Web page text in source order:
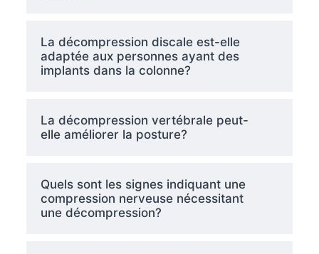
La décompression discale est-elle
adaptée aux personnes ayant des
implants dans la colonne?
La décompression vertébrale peut-
elle améliorer la posture?
Quels sont les signes indiquant une
compression nerveuse nécessitant
une décompression?